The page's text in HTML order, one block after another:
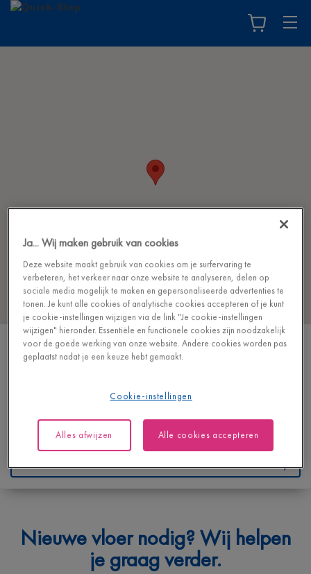
MERTENS NV
VAARTSTRAAT 125
BELGIË
T +32 14814087
http://www.mertensvloeren.be/
Contacteer ons
Geef hieronder je vraag in en we bezorgen je spoedig een
Nieuwe vloer nodig? Wij helpen
je graag verder.
Ja... Wij maken gebruik van cookies
Deze website maakt gebruik van cookies om je surfervaring te
verbeteren, het verkeer naar onze website te analyseren, delen op
sociale media mogelijk te maken en gepersonaliseerde advertenties te
tonen. Je kunt alle cookies of analytische cookies accepteren of je kunt
je cookie-instellingen wijzigen via de link "Je cookie-instellingen
wijzigen" hieronder. Essentiële en functionele cookies zijn noodzakelijk
voor de goede werking van onze website. Andere cookies worden pas
geplaatst nadat je een keuze hebt gemaakt.
Cookie-instellingen
Alles afwijzen Alle cookies accepteren